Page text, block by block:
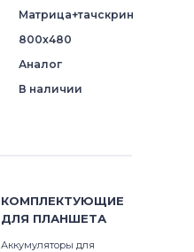
Матрица+тачскрин
800x480
Аналог
В наличии
КОМПЛЕКТУЮЩИЕ
ДЛЯ ПЛАНШЕТА
Аккумуляторы для